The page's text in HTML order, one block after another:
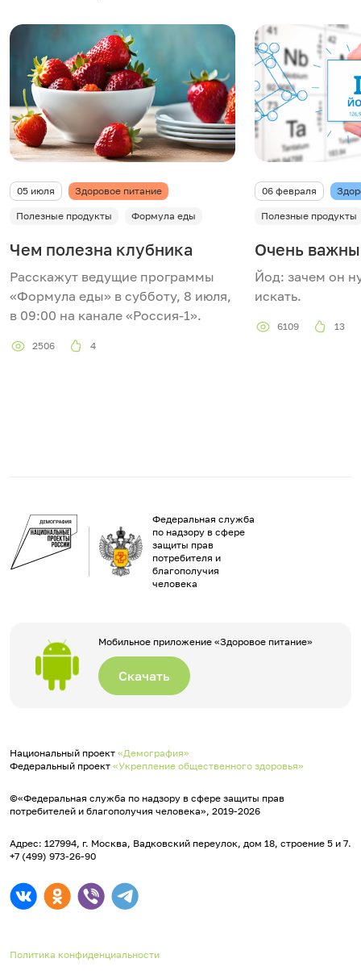
05 июля Здоровое питание
Полезные продукты Формула еды
Чем полезна клубника
Расскажут ведущие программы
«Формула еды» в субботу, 8 июля,
в 09:00 на канале «Россия-1».
2506 4
06 февраля
Полезные продукты
Очень
Йод: зачем он
искать.
6109 13
Федеральная служба
по надзору в сфере
защиты прав
потребителя и
благополучия
человека
Мобильное приложение «Здоровое питание»
Скачать
Национальный проект «Демография»
Федеральный проект «Укрепление общественного здоровья»
©«Федеральная служба по надзору в сфере защиты прав
потребителей и благополучия человека», 2019-2026
Адрес: 127994, г. Москва, Вадковский переулок, дом 18, строение 5 и 7.
+7 (499) 973-26-90
Политика конфиденциальности